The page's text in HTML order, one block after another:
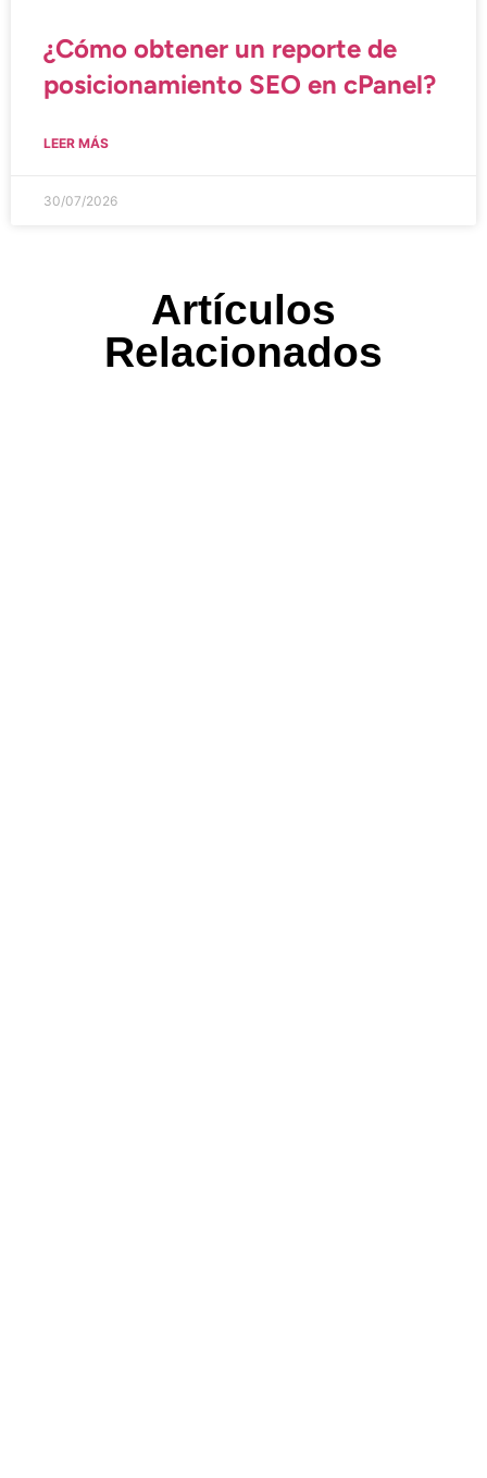
¿Cómo obtener un reporte de
posicionamiento SEO en cPanel?
LEER MÁS
30/07/2026
Artículos
Relacionados